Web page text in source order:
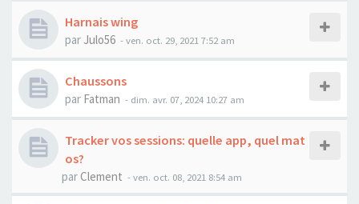
Harnais wing
par Julo56 -ven. oct. 29, 2021 7:52 am
Chaussons
par Fatman - dim. avr. 07, 2024 10:27 am
Tracker vos sessions: quelle app, quel mat
os?
par Clement -ven. oct. 08, 2021 8:54 am